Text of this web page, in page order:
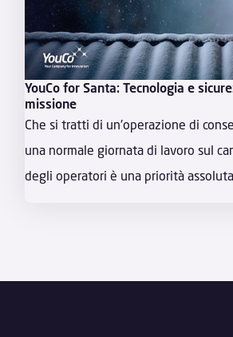
YouCo for Santa: Tecnologia e
missione
Che si tratti di un'operazione di
una normale giornata di lavoro sul
degli operatori è una priorità